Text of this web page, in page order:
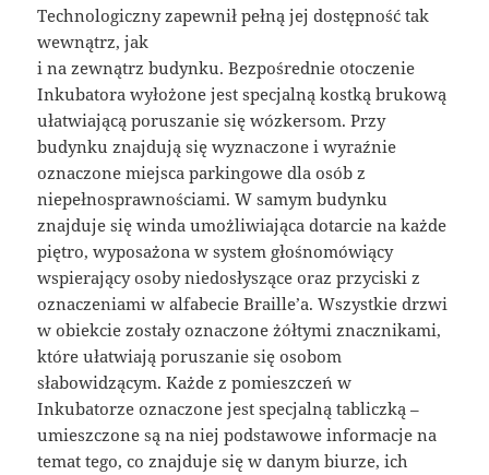
Technologiczny zapewnił pełną jej dostępność tak
wewnątrz, jak
i na zewnątrz budynku. Bezpośrednie otoczenie
Inkubatora wyłożone jest specjalną kostką brukową
ułatwiającą poruszanie się wózkersom. Przy
budynku znajdują się wyznaczone i wyraźnie
oznaczone miejsca parkingowe dla osób z
niepełnosprawnościami. W samym budynku
znajduje się winda umożliwiająca dotarcie na każde
piętro, wyposażona w system głośnomówiący
wspierający osoby niedosłyszące oraz przyciski z
oznaczeniami w alfabecie Braille’a. Wszystkie drzwi
w obiekcie zostały oznaczone żółtymi znacznikami,
które ułatwiają poruszanie się osobom
słabowidzącym. Każde z pomieszczeń w
Inkubatorze oznaczone jest specjalną tabliczką –
umieszczone są na niej podstawowe informacje na
temat tego, co znajduje się w danym biurze, ich